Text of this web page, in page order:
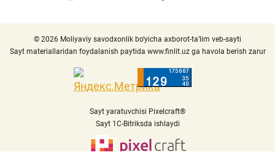
© 2026 Moliyaviy savodxonlik bo‘yicha axborot-ta’lim veb-sayti
Sayt materiallaridan foydalanish paytida www.finlit.uzga havola berish zarur
Sayt yaratuvchisi Pixelcraft®
Sayt 1C-Bitriksda ishlaydi